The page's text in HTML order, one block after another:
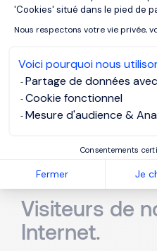
'Cookies' situé dans le pied de
Nous respectons votre vie privée,
Voici pourquoi nous
Partage de données
Cookie fonctionnel
Mesure d'audience &
Consentements
Fermer Je
de clients, contenant
des besoins de
nous avons besoin
personnelles de
compris les clients et les
activité Talent
Talent Management à
Pour fournir des services
Visiteurs de
Internet.